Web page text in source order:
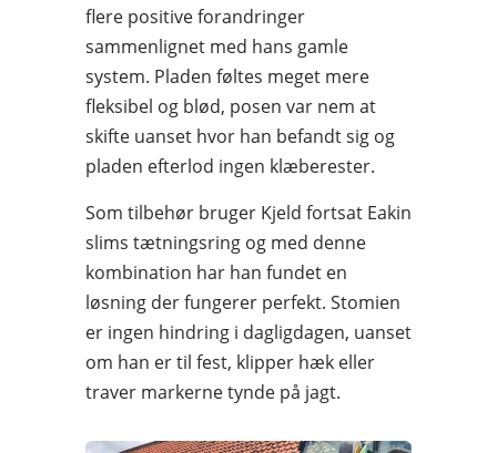
flere positive forandringer
sammenlignet med hans gamle
system. Pladen føltes meget mere
fleksibel og blød, posen var nem at
skifte uanset hvor han befandt sig og
pladen efterlod ingen klæberester.
Som tilbehør bruger Kjeld fortsat Eakin
slims tætningsring og med denne
kombination har han fundet en
løsning der fungerer perfekt. Stomien
er ingen hindring i dagligdagen, uanset
om han er til fest, klipper hæk eller
traver markerne tynde på jagt.